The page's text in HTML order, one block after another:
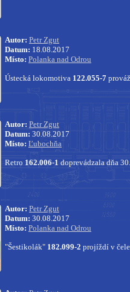
Autor: Petr Zgut
Datum: 18.08.2017
Místo: Polanka nad Odrou
Ústecká lokomotiva 122.055-7
Autor: Petr Zgut
Datum: 30.08.2017
Místo: Ľubochňa
Retro 162.006-1 doprevádzala dňa
Autor: Petr Zgut
Datum: 30.08.2017
Místo: Polanka nad Odrou
"Šestikolák" 182.099-2 projíždí v